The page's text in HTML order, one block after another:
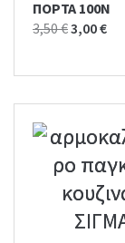
ΠΟΡΤΑ 100N
3,50€Original
was:
3,00€
is: